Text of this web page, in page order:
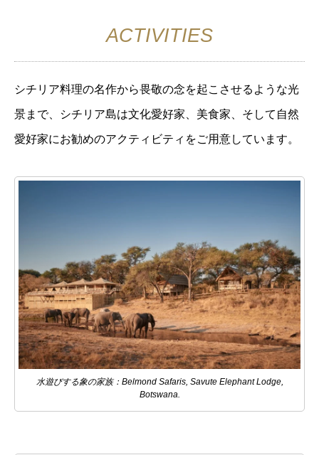
ACTIVITIES
シチリア料理の名作から畏敬の念を起こさせるような光
景まで、シチリア島は文化愛好家、美食家、そして自然
愛好家にお勧めのアクティビティをご用意しています。
水遊びする象の家族：Belmond Safaris, Savute Elephant Lodge,
Botswana.